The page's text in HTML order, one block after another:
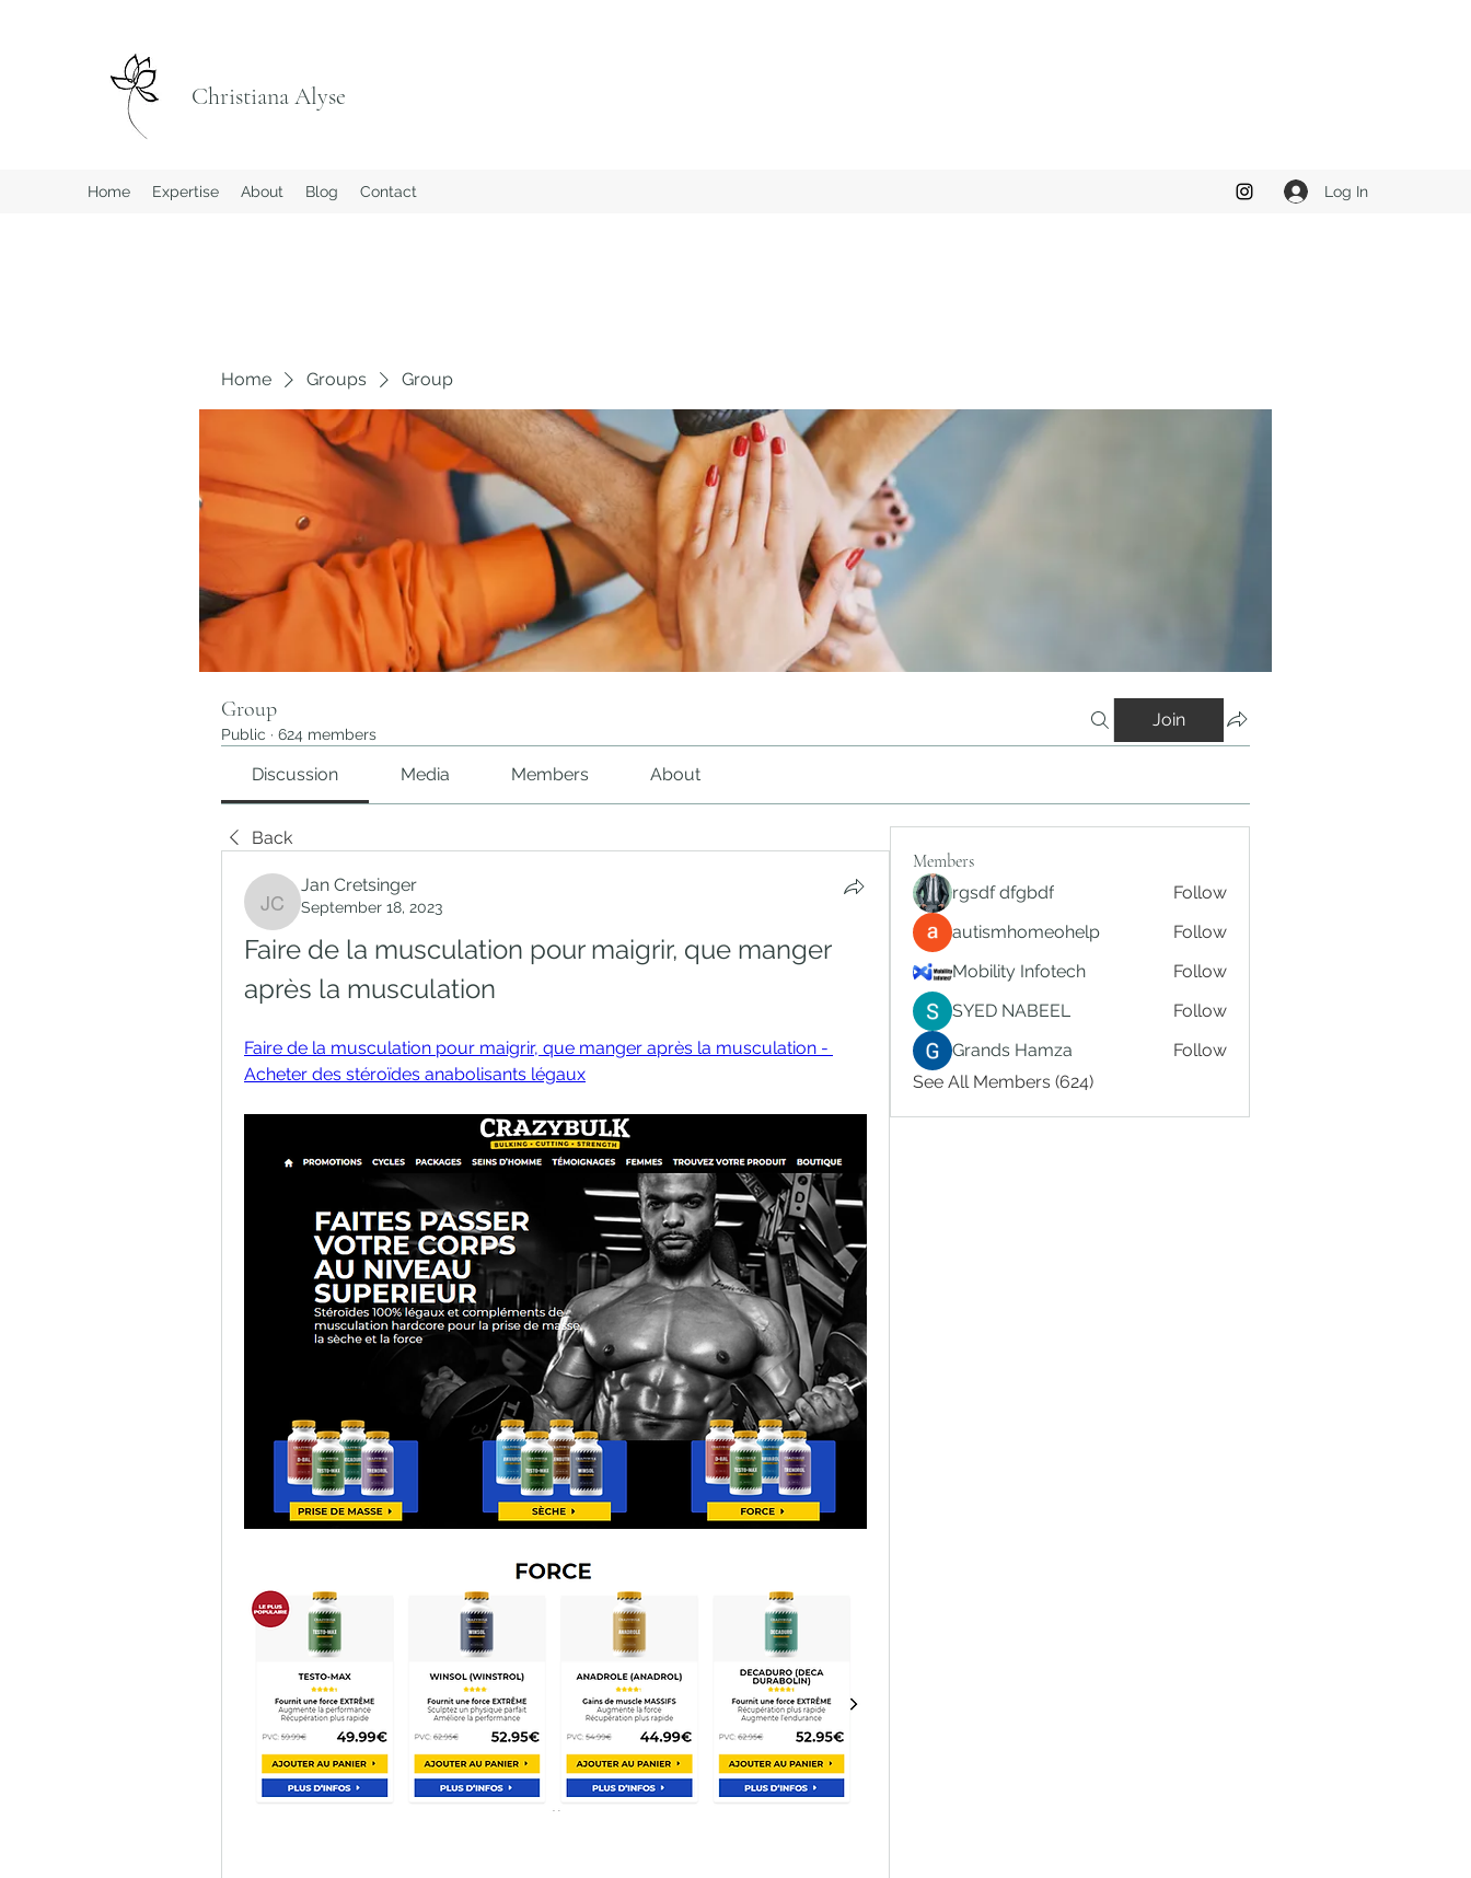
Christiana Alyse
Home Expertise About Blog Contact Log In
Home Groups Group
Group
Public · 624 members
Join
Discussion Media Members About
Back
Jan Cretsinger
Jan Cretsinger
September 18, 2023
Faire de la musculation pour maigrir, que manger
après la musculation
Faire de la musculation pour maigrir, que manger après la musculation -
Acheter des stéroïdes anabolisants légaux
Members
rgsdf dfgbdf
Follow
autismhomeohelp
Follow
Mobility Infotech
Follow
SYED NABEEL
Follow
Grands Hamza
Follow
See All Members (624)